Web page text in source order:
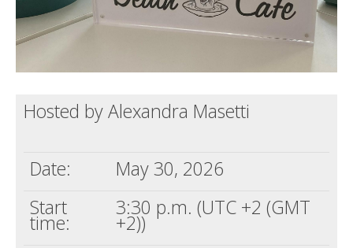
Login
Hosted by Alexandra Masetti
Date:
May 30, 2026
Start
time:
3:30 p.m. (UTC +2 (GMT
+2))